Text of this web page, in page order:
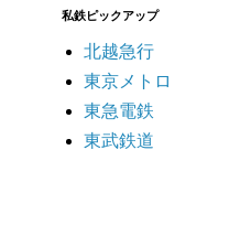
私鉄ピックアップ
北越急行
東京メトロ
東急電鉄
東武鉄道